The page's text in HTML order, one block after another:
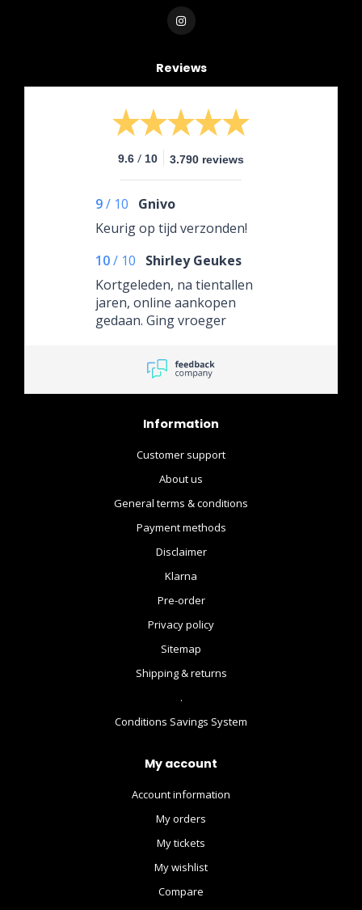
Reviews
9.6 / 10 3.790 reviews
9/ 10
Gnivo
Keurig op tijd verzonden!
10/ 10
Shirley Geukes
Kortgeleden, na tientallen
jaren, online aankopen
gedaan. Ging vroeger
zoon naar de winkel in
Gouda en die periode mis je
soms. Zoon volwassen maar
"funko's". Blij, dat ik die
bij The Movie Store heb
besteld. Ben weer om.
Information
Customer support
About us
General terms & conditions
Payment methods
Disclaimer
Klarna
Pre-order
Privacy policy
Sitemap
Shipping & returns
.
Conditions Savings System
My account
Account information
My orders
My tickets
My wishlist
Compare